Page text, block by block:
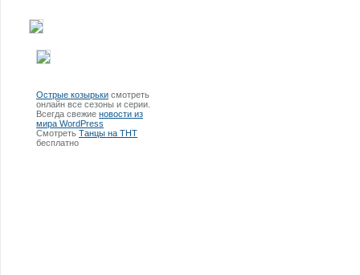
Острые козырьки смотреть
онлайн все сезоны и серии.
Всегда свежие новости из
мира WordPress
Смотреть Танцы на ТНТ
бесплатно